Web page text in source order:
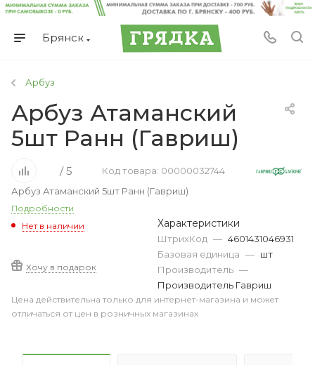
Брянск
Арбуз
Арбуз Атаманский
5шт Ранн (Гавриш)
/ 5
Код товара: 00000032744
Арбуз Атаманский 5шт Ранн (Гавриш)
Подробности
Нет в наличии
Хочу в подарок
Характеристики
ШтрихКод — 4601431046931
Базовая единица — шт
Производитель —
Производитель Гавриш
Цена действительна только для интернет-магазина и может
отличаться от цен в розничных магазинах